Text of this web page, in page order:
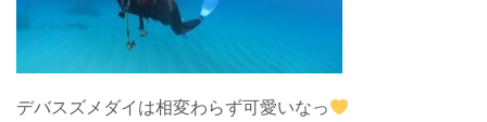
デバスズメダイは相変わらず可愛いなっ